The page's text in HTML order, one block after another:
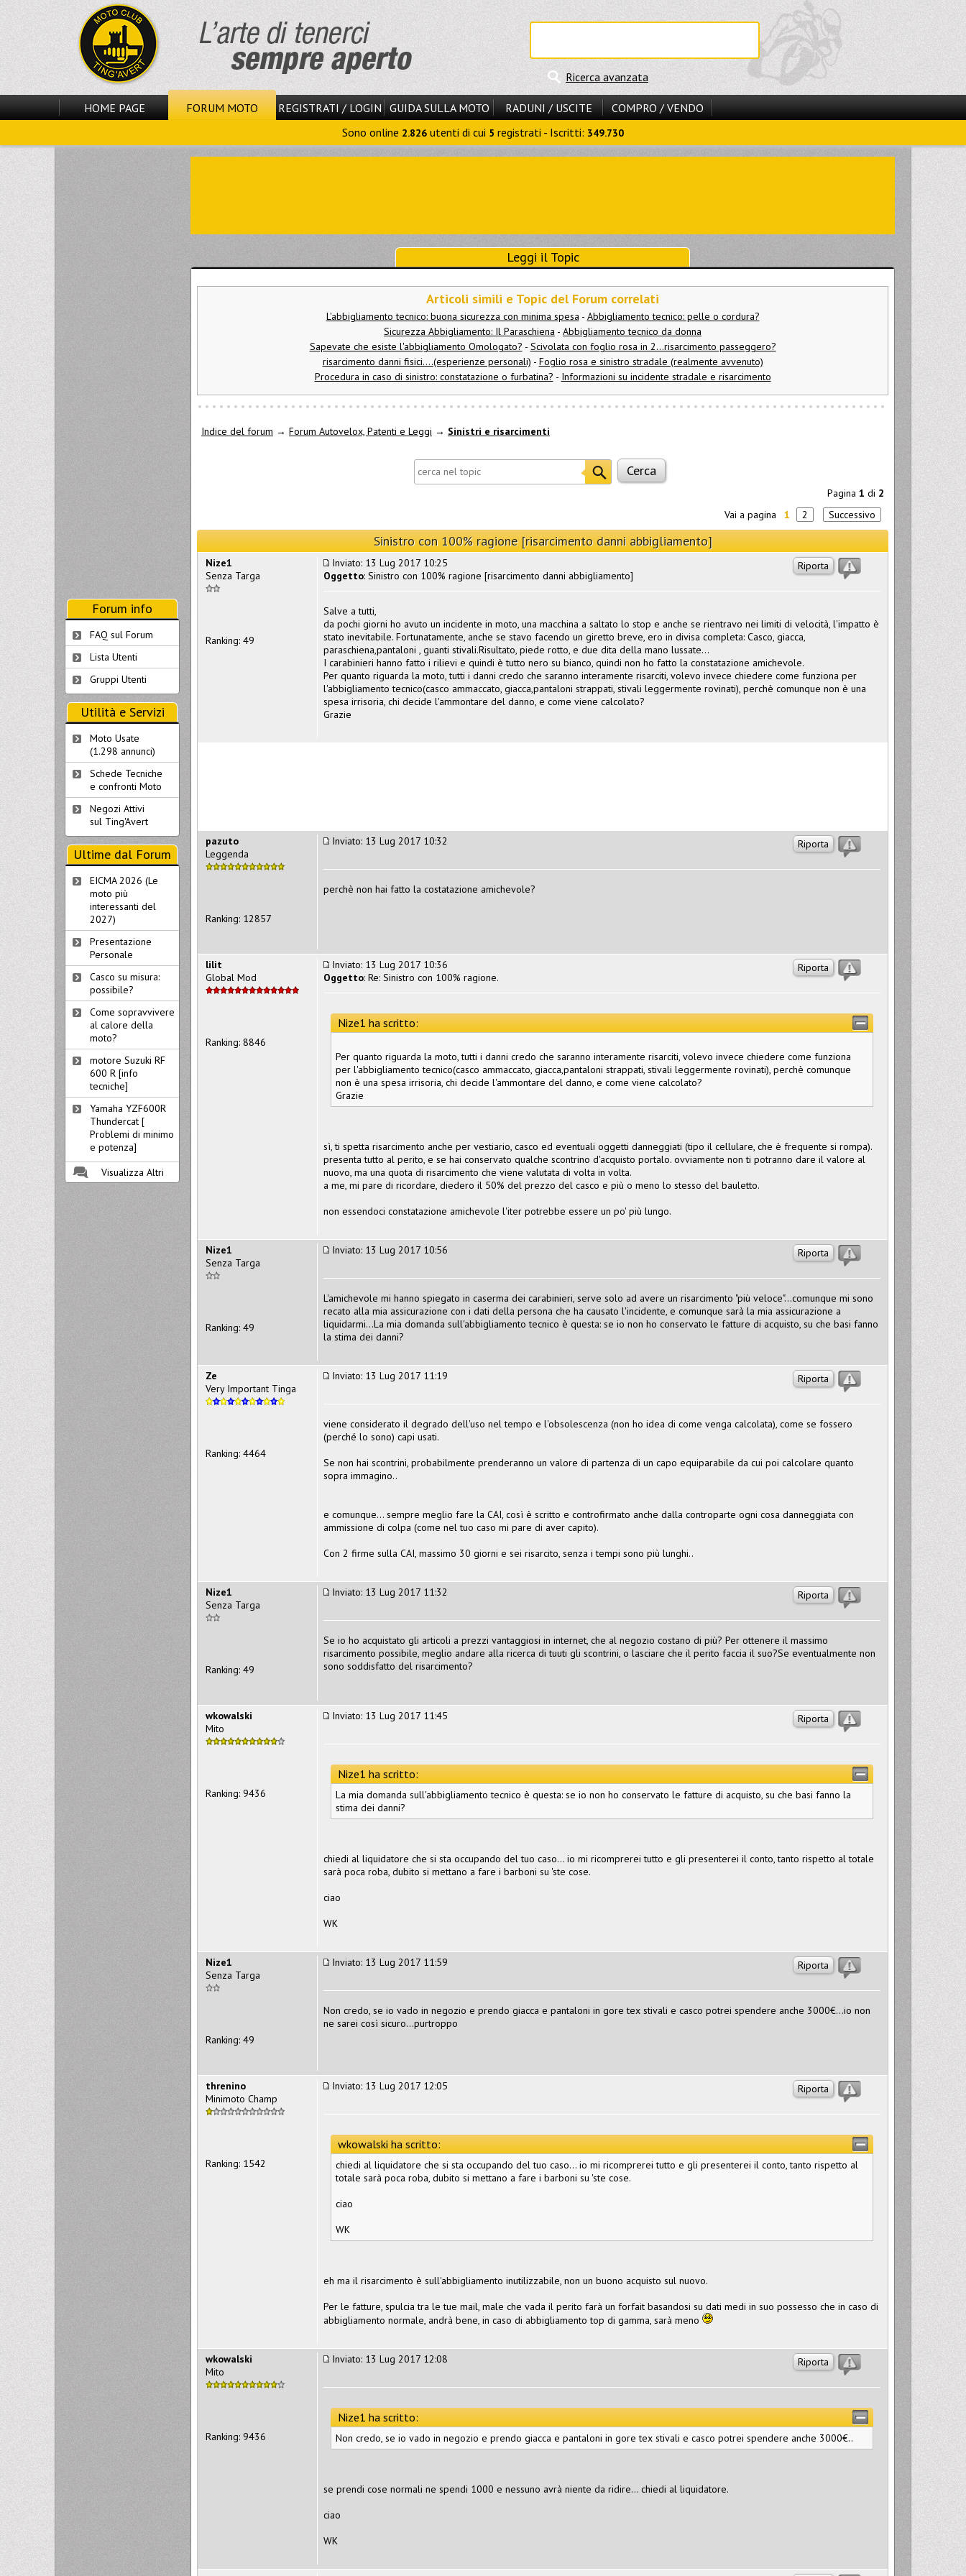
Ricerca avanzata
HOME PAGE FORUM MOTO REGISTRATI / LOGIN GUIDA SULLA MOTO RADUNI / USCITE
COMPRO / VENDO
Sono online 2.826 utenti di cui 5 registrati - Iscritti: 349.730
Leggi il Topic
Articoli simili e Topic del Forum correlati
L'abbigliamento tecnico: buona sicurezza con minima spesa - Abbigliamento tecnico: pelle o cordura?
Sicurezza Abbigliamento: Il Paraschiena - Abbigliamento tecnico da donna
Sapevate che esiste l'abbigliamento Omologato? - Scivolata con foglio rosa in 2...risarcimento passeggero?
risarcimento danni fisici....(esperienze personali) - Foglio rosa e sinistro stradale (realmente avvenuto)
Procedura in caso di sinistro: constatazione o furbatina? - Informazioni su incidente stradale e risarcimento
Indice del forum → Forum Autovelox, Patenti e Leggi → Sinistri e risarcimenti
Pagina 1 di 2
Vai a pagina
1 2 Successivo
Sinistro con 100% ragione [risarcimento danni abbigliamento]
Riporta
Inviato: 13 Lug 2017 10:25
Oggetto: Sinistro con 100% ragione [risarcimento danni abbigliamento]
Salve a tutti,
da pochi giorni ho avuto un incidente in moto, una macchina a saltato lo stop e anche se rientravo nei limiti di velocità, l'impatto è
stato inevitabile. Fortunatamente, anche se stavo facendo un giretto breve, ero in divisa completa: Casco, giacca,
paraschiena,pantaloni , guanti stivali.Risultato, piede rotto, e due dita della mano lussate...
I carabinieri hanno fatto i rilievi e quindi è tutto nero su bianco, quindi non ho fatto la constatazione amichevole.
Per quanto riguarda la moto, tutti i danni credo che saranno interamente risarciti, volevo invece chiedere come funziona per
l'abbigliamento tecnico(casco ammaccato, giacca,pantaloni strappati, stivali leggermente rovinati), perchè comunque non è una
spesa irrisoria, chi decide l'ammontare del danno, e come viene calcolato?
Grazie
Nize1
Senza Targa
Ranking: 49
Riporta
Inviato: 13 Lug 2017 10:32
perchè non hai fatto la costatazione amichevole?
pazuto
Leggenda
Ranking: 12857
Riporta
Inviato: 13 Lug 2017 10:36
Oggetto: Re: Sinistro con 100% ragione.
Nize1 ha scritto:
Per quanto riguarda la moto, tutti i danni credo che saranno interamente risarciti, volevo invece chiedere come funziona
per l'abbigliamento tecnico(casco ammaccato, giacca,pantaloni strappati, stivali leggermente rovinati), perchè comunque
non è una spesa irrisoria, chi decide l'ammontare del danno, e come viene calcolato?
Grazie
sì, ti spetta risarcimento anche per vestiario, casco ed eventuali oggetti danneggiati (tipo il cellulare, che è frequente si rompa).
presenta tutto al perito, e se hai conservato qualche scontrino d'acquisto portalo. ovviamente non ti potranno dare il valore al
nuovo, ma una quota di risarcimento che viene valutata di volta in volta.
a me, mi pare di ricordare, diedero il 50% del prezzo del casco e più o meno lo stesso del bauletto.
non essendoci constatazione amichevole l'iter potrebbe essere un po' più lungo.
lilit
Global Mod
Ranking: 8846
Riporta
Inviato: 13 Lug 2017 10:56
L'amichevole mi hanno spiegato in caserma dei carabinieri, serve solo ad avere un risarcimento "più veloce"...comunque mi sono
recato alla mia assicurazione con i dati della persona che ha causato l'incidente, e comunque sarà la mia assicurazione a
liquidarmi...La mia domanda sull'abbigliamento tecnico è questa: se io non ho conservato le fatture di acquisto, su che basi fanno
la stima dei danni?
Nize1
Senza Targa
Ranking: 49
Riporta
Inviato: 13 Lug 2017 11:19
viene considerato il degrado dell'uso nel tempo e l'obsolescenza (non ho idea di come venga calcolata), come se fossero
(perché lo sono) capi usati.
Se non hai scontrini, probabilmente prenderanno un valore di partenza di un capo equiparabile da cui poi calcolare quanto
sopra immagino..
e comunque... sempre meglio fare la CAI, così è scritto e controfirmato anche dalla controparte ogni cosa danneggiata con
ammissione di colpa (come nel tuo caso mi pare di aver capito).
Con 2 firme sulla CAI, massimo 30 giorni e sei risarcito, senza i tempi sono più lunghi..
Ze
Very Important Tinga
Ranking: 4464
Riporta
Inviato: 13 Lug 2017 11:32
Se io ho acquistato gli articoli a prezzi vantaggiosi in internet, che al negozio costano di più? Per ottenere il massimo
risarcimento possibile, meglio andare alla ricerca di tuuti gli scontrini, o lasciare che il perito faccia il suo?Se eventualmente non
sono soddisfatto del risarcimento?
Nize1
Senza Targa
Ranking: 49
Riporta
Inviato: 13 Lug 2017 11:45
Nize1 ha scritto:
La mia domanda sull'abbigliamento tecnico è questa: se io non ho conservato le fatture di acquisto, su che basi fanno la
stima dei danni?
chiedi al liquidatore che si sta occupando del tuo caso... io mi ricomprerei tutto e gli presenterei il conto, tanto rispetto al totale
sarà poca roba, dubito si mettano a fare i barboni su 'ste cose.
ciao
WK
wkowalski
Mito
Ranking: 9436
Riporta
Inviato: 13 Lug 2017 11:59
Non credo, se io vado in negozio e prendo giacca e pantaloni in gore tex stivali e casco potrei spendere anche 3000€...io non
ne sarei così sicuro...purtroppo
Nize1
Senza Targa
Ranking: 49
Riporta
Inviato: 13 Lug 2017 12:05
wkowalski ha scritto:
chiedi al liquidatore che si sta occupando del tuo caso... io mi ricomprerei tutto e gli presenterei il conto, tanto rispetto al
totale sarà poca roba, dubito si mettano a fare i barboni su 'ste cose.
ciao
WK
eh ma il risarcimento è sull'abbigliamento inutilizzabile, non un buono acquisto sul nuovo.
Per le fatture, spulcia tra le tue mail, male che vada il perito farà un forfait basandosi su dati medi in suo possesso che in caso di
abbigliamento normale, andrà bene, in caso di abbigliamento top di gamma, sarà meno
threnino
Minimoto Champ
Ranking: 1542
Riporta
Inviato: 13 Lug 2017 12:08
Nize1 ha scritto:
Non credo, se io vado in negozio e prendo giacca e pantaloni in gore tex stivali e casco potrei spendere anche 3000€..
se prendi cose normali ne spendi 1000 e nessuno avrà niente da ridire... chiedi al liquidatore.
ciao
WK
wkowalski
Mito
Ranking: 9436
Forum info
FAQ sul Forum
Lista Utenti
Gruppi Utenti
Utilità e Servizi
Moto Usate
(1.298 annunci)
Schede Tecniche
e confronti Moto
Negozi Attivi
sul Ting'Avert
Ultime dal Forum
EICMA 2026 (Le
moto più
interessanti del
2027)
Presentazione
Personale
Casco su misura:
possibile?
Come sopravvivere
al calore della
moto?
motore Suzuki RF
600 R [info
tecniche]
Yamaha YZF600R
Thundercat [
Problemi di minimo
e potenza]
Visualizza Altri